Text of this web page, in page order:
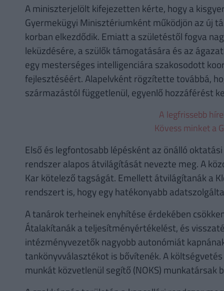
A miniszterjelölt kifejezetten kérte, hogy a
Gyermekügyi Minisztériumként működjön az új
korban elkezdődik. Emiatt a születéstől fogva
leküzdésére, a szülők támogatására és az
egy mesterséges intelligenciára szakosodott
fejlesztéséért. Alapelvként rögzítette továbbá,
származástól függetlenül, egyenlő hozzáférést
A legfrissebb
Kövess minket a
Első és legfontosabb lépésként az önálló
rendszer alapos átvilágítását nevezte meg. A
Kar kötelező tagságát. Emellett átvilágítanák a
rendszert is, hogy egy hatékonyabb
A tanárok terheinek enyhítése érdekében
Átalakítanák a teljesítményértékelést, és
intézményvezetők nagyobb autonómiát
tankönyvválasztékot is bővítenék. A
munkát közvetlenül segítő (NOKS) munkatársak